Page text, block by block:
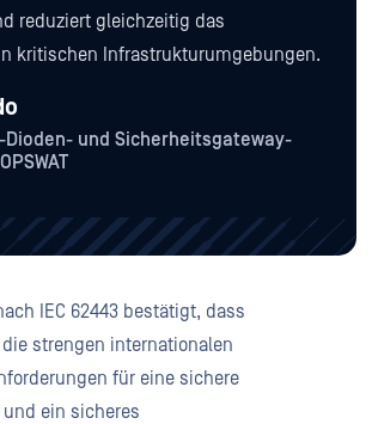
reduziert gleichzeitig das
kritischen Infrastrukturumgebungen.
Dioden- und Sicherheitsgateway-
IEC 62443 bestätigt, dass
die strengen internationalen
für eine sichere
ein sicheres